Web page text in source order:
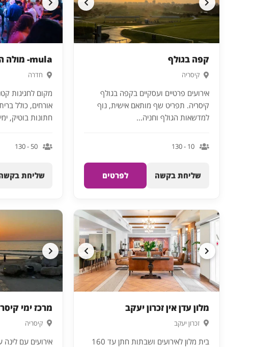
קפה בגולף
קיסריה
אירועים פרטיים ועסקיים בקפה בגולף
קיסריה. תפריט שף מותאם אישית, נוף
למדשאות הגולף וחניה...
10 - 130
שליחת בקשה לפרטים
mula- מולה הויליג’
חדרה
אורחים, כולל
חתונות בוטיק,
50 - 130
שליחת
מלון עדן אין זכרון יעקב
זכרון יעקב
בית מלון לאירועים ושבתות חתן עד 160
מרכז ימי
קיסריה
אירועים עם לינה עד 150 אורחים